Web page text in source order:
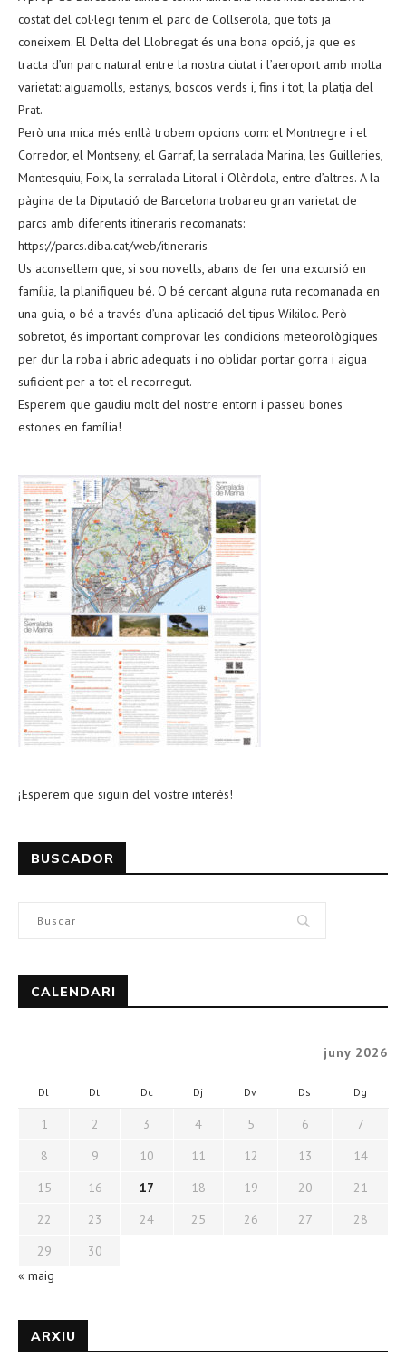
costat del col·legi tenim el parc de Collserola, que tots ja
coneixem. El Delta del Llobregat és una bona opció, ja que es
tracta d’un parc natural entre la nostra ciutat i l’aeroport amb molta
varietat: aiguamolls, estanys, boscos verds i, fins i tot, la platja del
Prat.
Però una mica més enllà trobem opcions com: el Montnegre i el
Corredor, el Montseny, el Garraf, la serralada Marina, les Guilleries,
Montesquiu, Foix, la serralada Litoral i Olèrdola, entre d’altres. A la
pàgina de la Diputació de Barcelona trobareu gran varietat de
parcs amb diferents itineraris recomanats:
https://parcs.diba.cat/web/itineraris
Us aconsellem que, si sou novells, abans de fer una excursió en
família, la planifiqueu bé. O bé cercant alguna ruta recomanada en
una guia, o bé a través d’una aplicació del tipus Wikiloc. Però
sobretot, és important comprovar les condicions meteorològiques
per dur la roba i abric adequats i no oblidar portar gorra i aigua
suficient per a tot el recorregut.
Esperem que gaudiu molt del nostre entorn i passeu bones
estones en família!
¡Esperem que siguin del vostre interès!
BUSCADOR
CALENDARI
juny 2026
Dl Dt Dc Dj Dv Ds Dg
1 2 3 4 5 6
7
8
9 10 11 12 13
14
15
16 17 18 19 20
21
22
23 24 25 26 27
28
29
30
« maig
ARXIU